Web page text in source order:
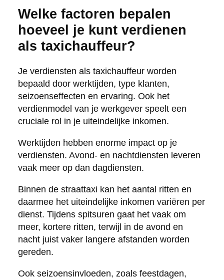
Welke factoren bepalen
hoeveel je kunt verdienen
als taxichauffeur?
Je verdiensten als taxichauffeur worden
bepaald door werktijden, type klanten,
seizoenseffecten en ervaring. Ook het
verdienmodel van je werkgever speelt een
cruciale rol in je uiteindelijke inkomen.
Werktijden hebben enorme impact op je
verdiensten. Avond- en nachtdiensten leveren
vaak meer op dan dagdiensten.
Binnen de straattaxi kan het aantal ritten en
daarmee het uiteindelijke inkomen variëren per
dienst. Tijdens spitsuren gaat het vaak om
meer, kortere ritten, terwijl in de avond en
nacht juist vaker langere afstanden worden
gereden.
Ook seizoensinvloeden, zoals feestdagen,